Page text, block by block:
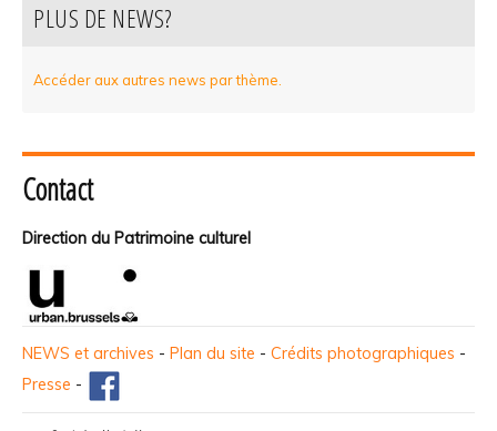
PLUS DE NEWS?
Accéder aux autres news par thème.
Contact
Direction du Patrimoine culturel
NEWS et archives - Plan du site - Crédits photographiques -
Presse -